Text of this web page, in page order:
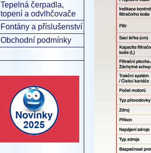
Tepelná čerpadla,
topení a odvlhčovače
Fontány a příslušenství
Obchodní podmínky